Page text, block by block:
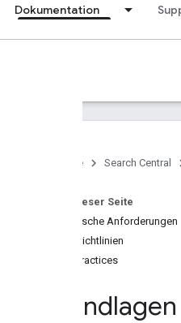
Dokumentation
Startseite Search Central
Auf dieser Seite
Technische Anforderungen
Spamrichtlinien
Best Practices